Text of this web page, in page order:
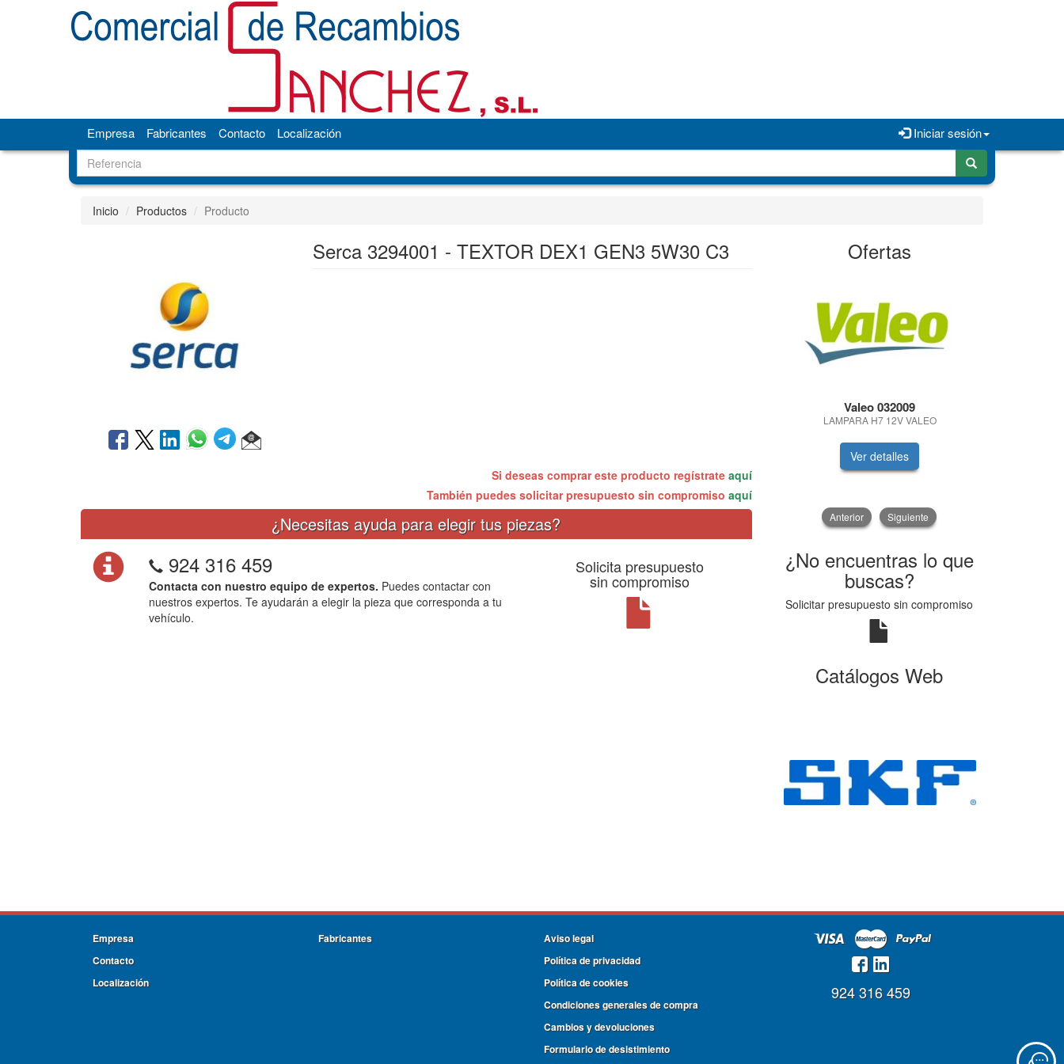
Iniciar sesión
Empresa Fabricantes Contacto Localización
Inicio Productos Producto
Serca 3294001 - TEXTOR DEX1 GEN3 5W30 C3
Si deseas comprar este producto regístrate aquí
También puedes solicitar presupuesto sin compromiso aquí
¿Necesitas ayuda para elegir tus piezas?
924 316 459
Contacta con nuestro equipo de expertos. Puedes contactar con
nuestros expertos. Te ayudarán a elegir la pieza que corresponda a tu
vehículo.
Solicita presupuesto
sin compromiso
Ofertas
Valeo 032009
LAMPARA H7 12V VALEO
Ver detalles
Anterior Siguiente
¿No encuentras lo que
buscas?
Solicitar presupuesto sin compromiso
Catálogos Web
Empresa
Contacto
Localización
Fabricantes
Aviso legal
Política de privacidad
Política de cookies
Condiciones generales de compra
Cambios y devoluciones
Formulario de desistimiento
924 316 459